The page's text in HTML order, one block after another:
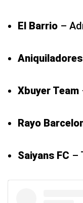
El Barrio –
Aniquiladores
Xbuyer Team
Rayo
Saiyans FC –